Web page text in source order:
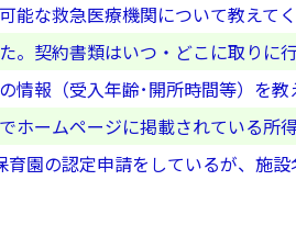
能な救急医療機関について教えて
。契約書類はいつ・どこに取りに
情報（受入年齢･開所時間等）を
ホームページに掲載されている所
育園の認定申請をしているが、施